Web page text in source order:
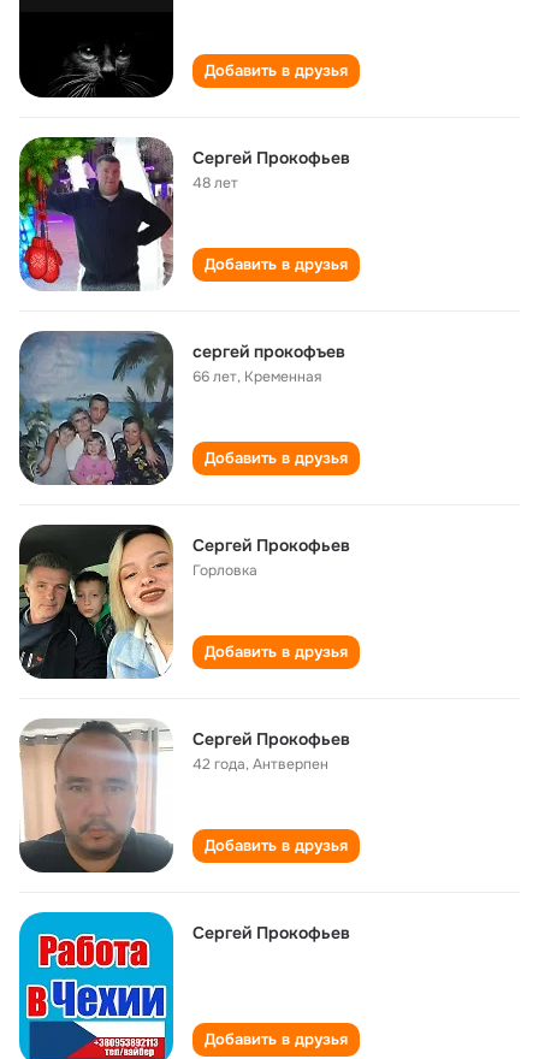
Добавить в друзья
Сергей Прокофьев
48 лет
Добавить в друзья
сергей прокофъев
66 лет, Кременная
Добавить в друзья
Сергей Прокофьев
Горловка
Добавить в друзья
Сергей Прокофьев
42 года,Антверпен
Добавить в друзья
Cергей Прокофьев
Добавить в друзья